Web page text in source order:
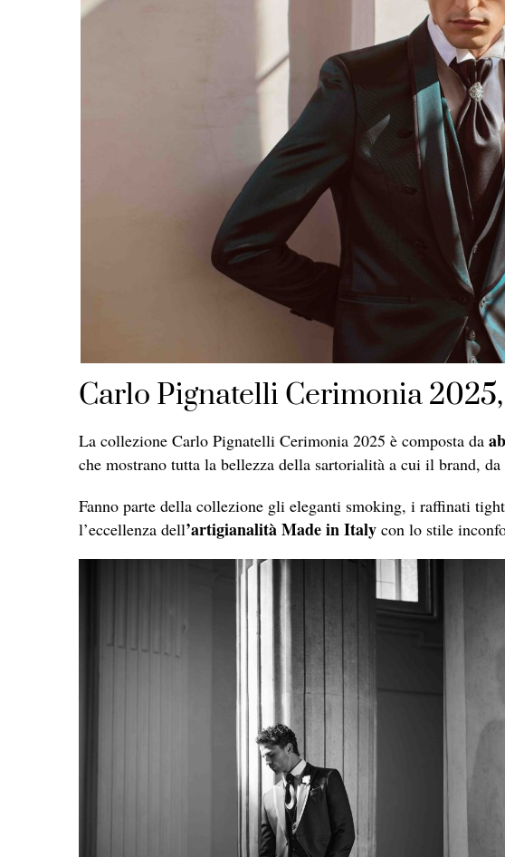
Carlo Pignatelli Cerimonia
La collezione Carlo Pignatelli Cerimonia 2025 è composta da
che mostrano tutta la bellezza della sartorialità a cui il brand,
Fanno parte della collezione gli eleganti smoking, i raffinati
l’eccellenza dell’artigianalità Made in Italy con lo stile